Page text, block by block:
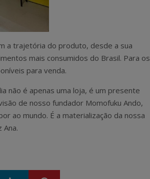
a trajetória do produto, desde a sua
mais consumidos do Brasil. Para os
para venda.
não é apenas uma loja, é um presente
de nosso fundador Momofuku Ando,
ao mundo. É a materialização da nossa